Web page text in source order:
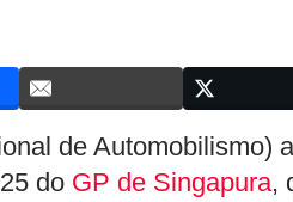
de Automobilismo)
do GP de Singapura,